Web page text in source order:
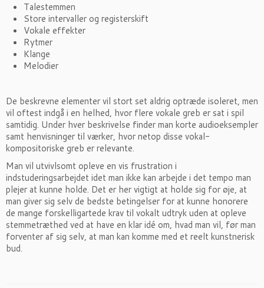
Talestemmen
Store intervaller og registerskift
Vokale effekter
Rytmer
Klange
Melodier
De beskrevne elementer vil stort set aldrig optræde isoleret, men
vil oftest indgå i en helhed, hvor flere vokale greb er sat i spil
samtidig. Under hver beskrivelse finder man korte audioeksempler
samt henvisninger til værker, hvor netop disse vokal-
kompositoriske greb er relevante.
Man vil utvivlsomt opleve en vis frustration i
indstuderingsarbejdet idet man ikke kan arbejde i det tempo man
plejer at kunne holde. Det er her vigtigt at holde sig for øje, at
man giver sig selv de bedste betingelser for at kunne honorere
de mange forskelligartede krav til vokalt udtryk uden at opleve
stemmetræthed ved at have en klar idé om, hvad man vil, før man
forventer af sig selv, at man kan komme med et reelt kunstnerisk
bud.